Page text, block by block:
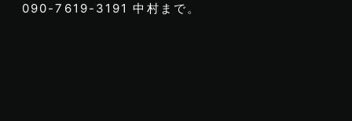
090-7619-3191 中村まで。